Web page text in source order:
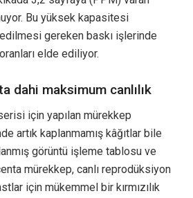
Bu yüksek kapasitesi
gereken baskı işlerinde
elde ediliyor.
dahi maksimum canlılık
için yapılan mürekkep
artık kaplanmamış kâğıtlar bile
görüntü işleme tablosu ve
mürekkep, canlı reprodüksiyon
için mükemmel bir kırmızılık